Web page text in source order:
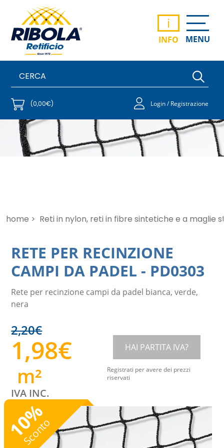
i
INFO MENU
(0,00€) Login / Registrazione
home > Reti in nylon, reti in fibre sintetiche e a maglie
RETE PER RECINZIONE
CAMPI DA PADEL - PD0303
Rete per recinzione campi da padel bianca, verde,
nera
2,20€
1,98€
m²
IVA INC.
HAI PARTITA IVA?
Registrati per avere dei prezzi
riservati
10
%
Sconto